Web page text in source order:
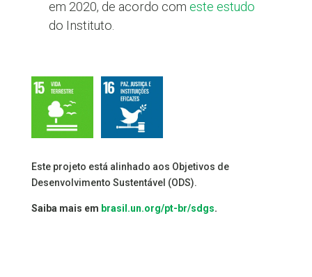
em 2020, de acordo com este estudo
do Instituto.
Este projeto está alinhado aos Objetivos de
Desenvolvimento Sustentável (ODS).
Saiba mais em brasil.un.org/pt-br/sdgs.